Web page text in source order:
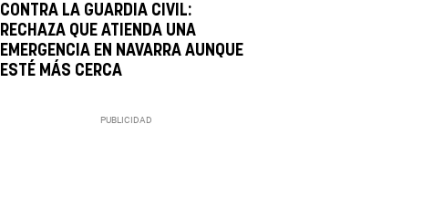
CONTRA LA GUARDIA CIVIL:
RECHAZA QUE ATIENDA UNA
EMERGENCIA EN NAVARRA AUNQUE
ESTÉ MÁS CERCA